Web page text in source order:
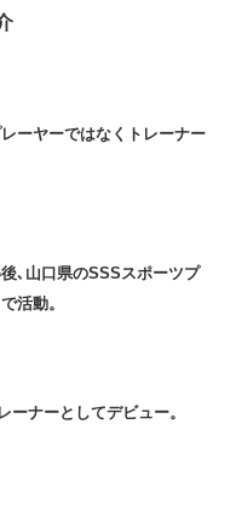
ーヤーではなくトレーナー
､山口県のSSSスポーツプ
活動。
ーナーとしてデビュー。